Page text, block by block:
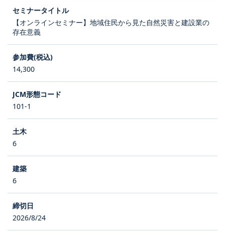
【オンラインセミナー】地域住民から見た自然災害と建設業の
存在意義
14,300
101-1
6
6
2026/8/24